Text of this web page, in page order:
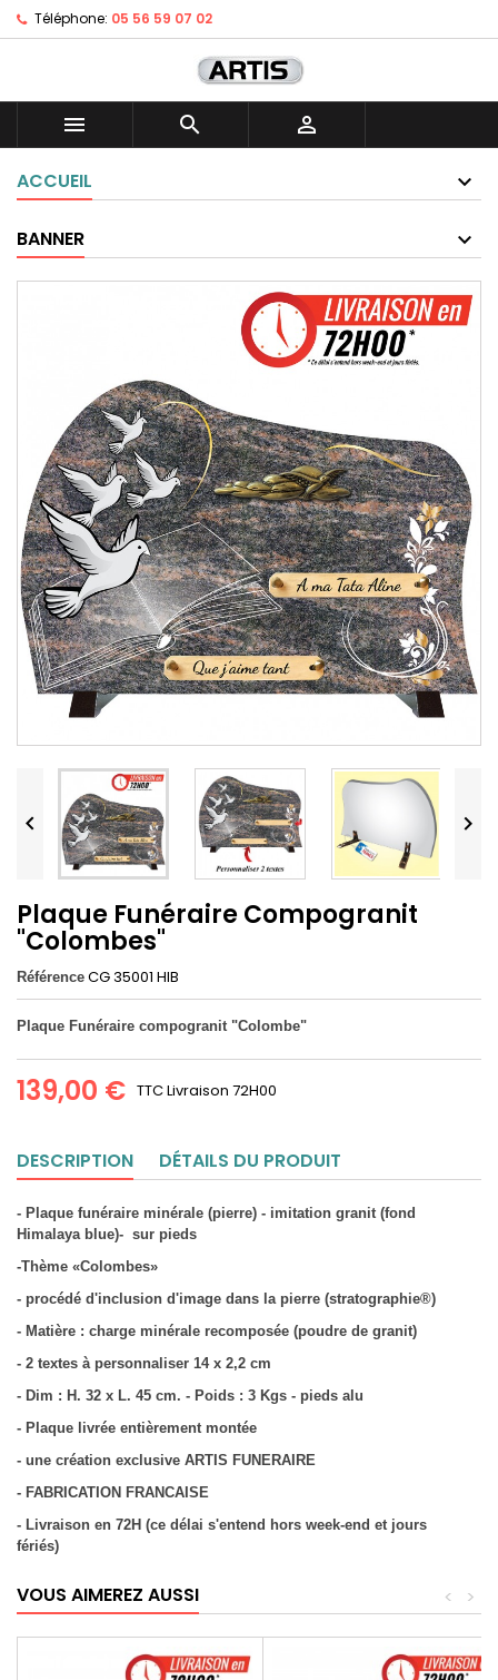
Téléphone: 05 56 59 07 02
  
ACCUEIL
BANNER
 
Plaque Funéraire Compogranit
"Colombes"
Référence CG 35001 HIB
Plaque Funéraire compogranit "Colombe"
139,00 € TTCLivraison 72H00
DESCRIPTION DÉTAILS DU PRODUIT
- Plaque funéraire minérale (pierre) - imitation granit (fond
Himalaya blue)- sur pieds
-Thème «Colombes»
- procédé d'inclusion d'image dans la pierre (stratographie®)
- Matière : charge minérale recomposée (poudre de granit)
- 2 textes à personnaliser 14 x 2,2 cm
- Dim : H. 32 x L. 45 cm. - Poids : 3 Kgs - pieds alu
- Plaque livrée entièrement montée
- une création exclusive ARTIS FUNERAIRE
- FABRICATION FRANCAISE
- Livraison en 72H (ce délai s'entend hors week-end et jours
fériés)
VOUS AIMEREZ AUSSI >
<